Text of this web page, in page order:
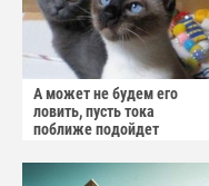
А может не будем его
ловить, пусть тока
поближе подойдет